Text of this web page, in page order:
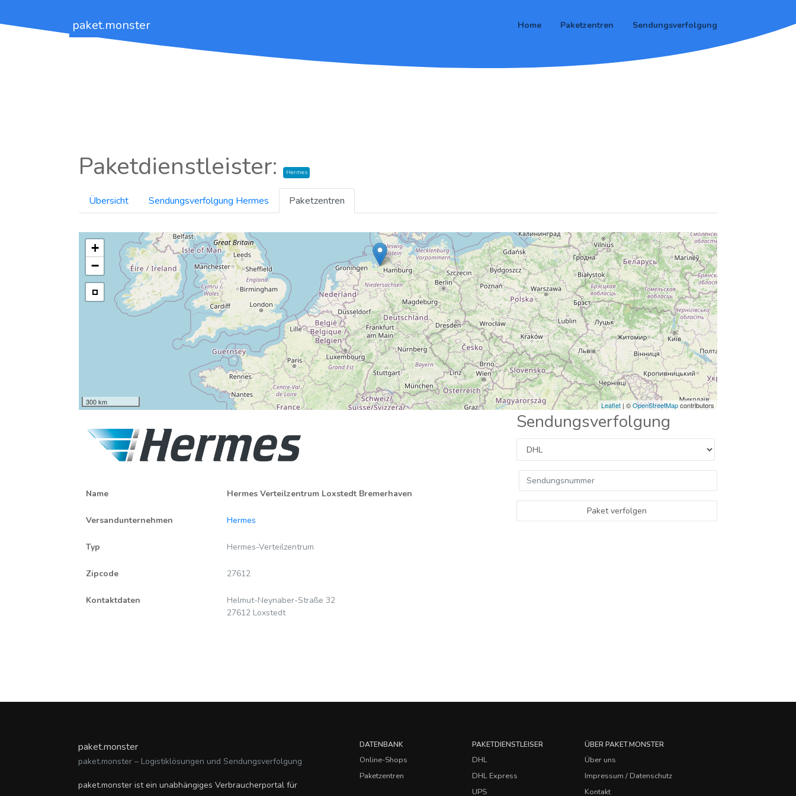
paket.monster Home Paketzentren Sendungsverfolgung
Paketdienstleister: Hermes
Übersicht Sendungsverfolgung Hermes Paketzentren
+
−
300 km Leaflet | ©OpenStreetMapcontributors
Name Hermes Verteilzentrum Loxstedt Bremerhaven
Versandunternehmen Hermes
Typ Hermes-Verteilzentrum
Zipcode 27612
Kontaktdaten
Helmut-Neynaber-Straße 32
27612 Loxstedt
Sendungsverfolgung
Paket verfolgen
paket.monster
paket.monster – Logistiklösungen und Sendungsverfolgung
paket.monster ist ein unabhängiges Verbraucherportal für
DATENBANK
Online-Shops
Paketzentren
PAKETDIENSTLEISER
DHL
DHL Express
UPS
ÜBER PAKET.MONSTER
Über uns
Impressum / Datenschutz
Kontakt